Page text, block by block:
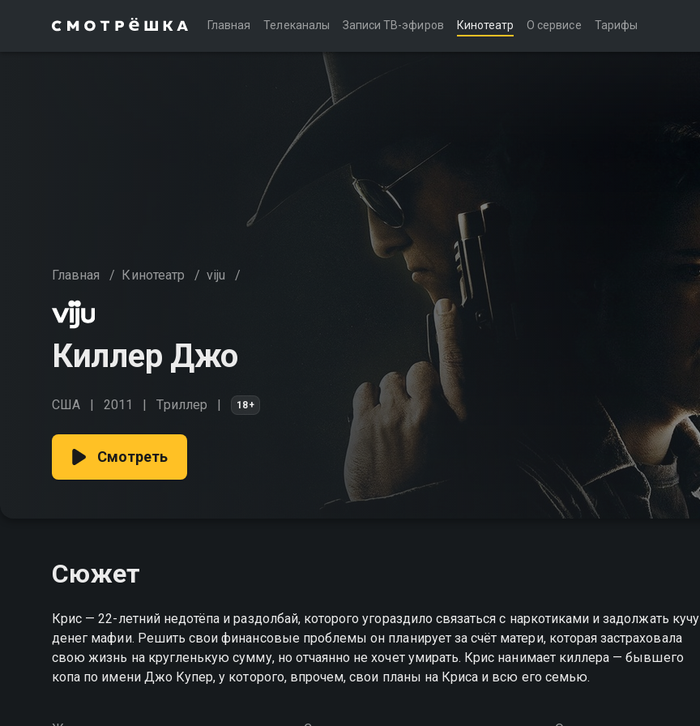
Главная Телеканалы Записи ТВ-эфиров Кинотеатр О сервисе Тарифы
Главная / Кинотеатр / viju /
Киллер Джо
США 2011 Триллер 18+
Смотреть
Сюжет
Крис — 22-летний недотёпа и раздолбай, которого угораздило связаться с наркотиками и задолжать кучу
денег мафии. Решить свои финансовые проблемы он планирует за счёт матери, которая застраховала
свою жизнь на кругленькую сумму, но отчаянно не хочет умирать. Крис нанимает киллера — бывшего
копа по имени Джо Купер, у которого, впрочем, свои планы на Криса и всю его семью.